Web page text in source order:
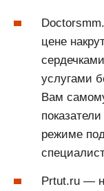
цене
услугами
Вам
режиме
Prtut.ru —